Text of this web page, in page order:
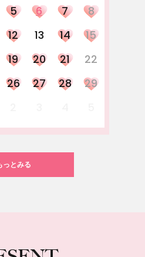
5 6 7
8
12 13 14
15
19 20 21
22
26 27 28
29
っとみる